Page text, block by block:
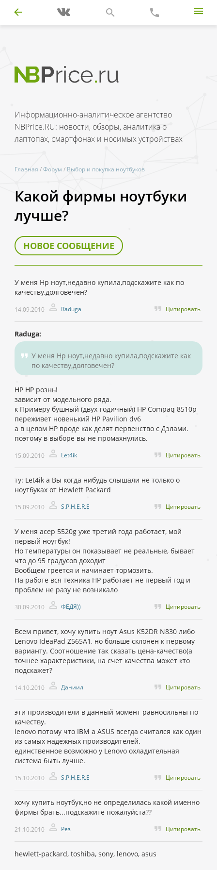
Информационно-аналитическое агентство
NBPrice.RU: новости, обзоры, аналитика о
лаптопах, смартфонах и носимых устройствах
Главная /Форум / Выбор и покупка ноутбуков
Какой фирмы ноутбуки
лучше?
НОВОЕ СООБЩЕНИЕ
У меня Hp ноут,недавно купила,подскажите как по
качеству,долговечен?
14.09.2010 Raduga Цитировать
Raduga:
У меня Hp ноут,недавно купила,подскажите как
по качеству,долговечен?
HP HP рознь!
зависит от модельного ряда.
к Примеру бушный (двух-годичный) HP Compaq 8510p
переживет новенький HP Pavilion dv6
а в целом HP вроде как делят первенство с Дэлами.
поэтому в выборе вы не промахнулись.
15.09.2010 Let4ik Цитировать
ту: Let4ik а Вы когда нибудь слышали не только о
ноутбуках от Hewlett Packard
15.09.2010 S.P.H.E.R.E Цитировать
У меня асер 5520g уже третий года работает, мой
первый ноутбук!
Но температуры он показывает не реальные, бывает
что до 95 градусов доходит
Вообщем греется и начинает тормозить.
На работе вся техника HP работает не первый год и
проблем не разу не возникало
30.09.2010 ФЕДЯ)) Цитировать
Всем привет, хочу купить ноут Asus K52DR N830 либо
Lenovo IdeaPad Z565A1, но больше склонен к первому
варианту. Соотношение так сказать цена-качество(а
точнее характеристики, на счет качества может кто
подскажет?
14.10.2010 Даниил Цитировать
эти производители в данный момент равносильны по
качеству.
lenovo потому что IBM а ASUS всегда считался как один
из самых надежных производителей.
единственное возможно у Lenovo охладительная
система быть лучше.
15.10.2010 S.P.H.E.R.E Цитировать
хочу купить ноутбук,но не определилась какой именно
фирмы брать...подскажите пожалуйста??
21.10.2010 Рез Цитировать
hewlett-packard, toshiba, sony, lenovo, asus